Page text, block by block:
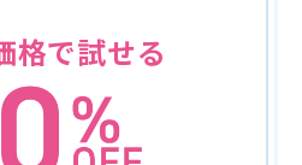
格で試せる